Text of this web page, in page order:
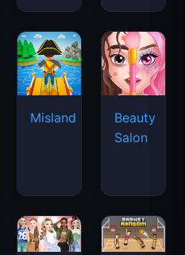
Misland
Beauty
Salon